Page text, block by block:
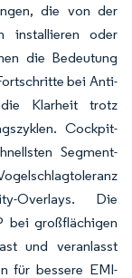
die von der
installieren oder
die Bedeutung
bei Anti-
die Klarheit trotz
Cockpit-
Segment-
Overlays. Die
bei großflächigen
und veranlasst
für bessere EMI-